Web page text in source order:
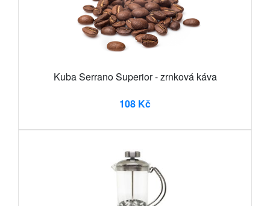
Kuba Serrano Superior - zrnková káva
108 Kč